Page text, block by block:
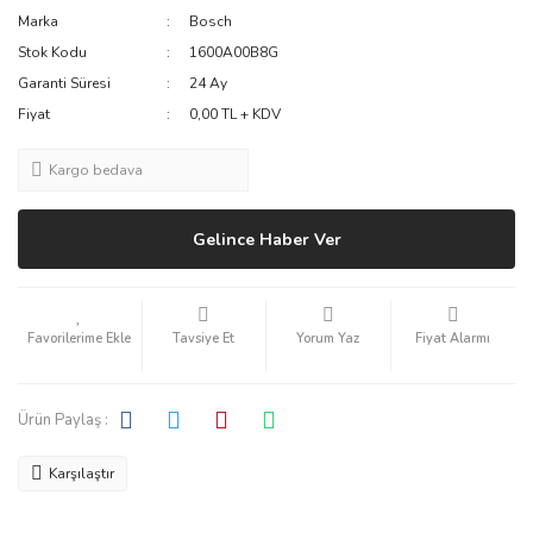
Marka
Bosch
Stok Kodu
1600A00B8G
Garanti Süresi
24 Ay
Fiyat
0,00 TL + KDV
Kargo bedava
Gelince Haber Ver
Tavsiye Et Yorum Yaz Fiyat Alarmı
Ürün Paylaş :
Karşılaştır